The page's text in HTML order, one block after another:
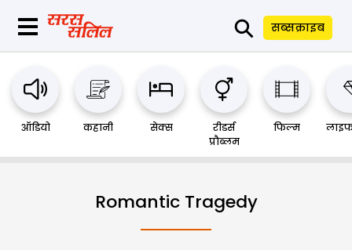
⚲ सब्सक्राइब
ऑडियो कहानी सेक्स
रीडर्स
प्रौब्लम
फिल्म
Romantic Tragedy